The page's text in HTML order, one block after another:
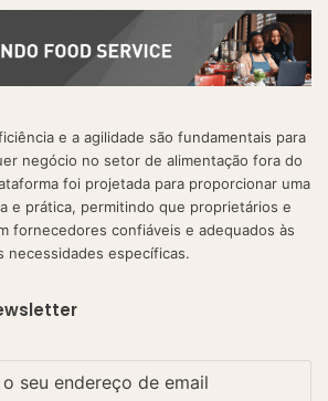
e a agilidade são fundamentais para
negócio no setor de alimentação fora do
foi projetada para proporcionar uma
e prática, permitindo que proprietários e
fornecedores confiáveis e adequados às
necessidades específicas.